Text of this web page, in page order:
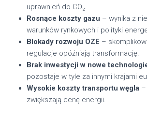
uprawnień do CO₂.
Rosnące koszty gazu – wynika z
warunków rynkowych i polityki
Blokady rozwoju OZE –
regulacje opóźniają transformację.
Brak inwestycji w nowe
pozostaje w tyle za innymi krajami
Wysokie koszty transportu węgla
zwiększają cenę energii.